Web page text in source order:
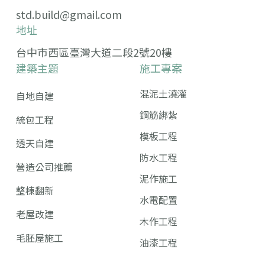
std.build@gmail.com
地址
台中市西區臺灣大道二段2號20樓
建築主題
自地自建
統包工程
透天自建
營造公司推薦
整棟翻新
老屋改建
毛胚屋施工
施工專案
混泥土澆灌
鋼筋綁紮
模板工程
防水工程
泥作施工
水電配置
木作工程
油漆工程